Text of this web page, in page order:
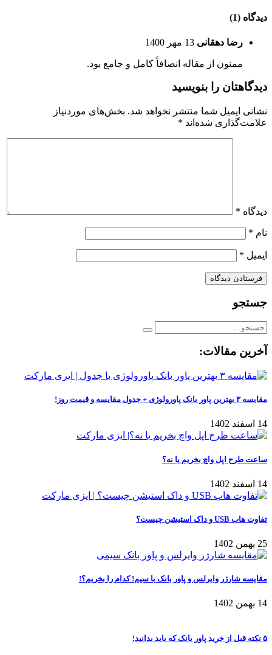
دیدگاه (1)
رضا دهقانی 13 مهر 1400
ممنون از مقاله انصافاً کامل و جامع بود.
دیدگاهتان را بنویسید
نشانی ایمیل شما منتشر نخواهد شد. بخش‌های موردنیاز
علامت‌گذاری شده‌اند *
دیدگاه *
نام *
ایمیل *
جستجو
آخرین مقالات:
مقایسه ۳ بهترین پاور بانک پاورولوژی + جدول مقایسه و قیمت روز!
14 اسفند 1402
ساعت طرح اپل واچ بخریم یا نه؟
14 اسفند 1402
تفاوت هاب USB و داک استیشن چیست؟
25 بهمن 1402
مقایسه شارژر وایرلس و پاور بانک با سیم! کدام را بخریم؟!
14 بهمن 1402
۵ نکته قبل از خرید پاور بانک که باید بدانید!